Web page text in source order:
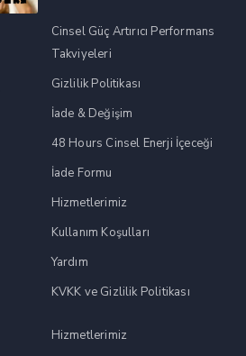
Cinsel Güç Artırıcı Performans
Takviyeleri
Gizlilik Politikası
İade & Değişim
48 Hours Cinsel Enerji İçeceği
İade Formu
Hizmetlerimiz
Kullanım Koşulları
Yardım
KVKK ve Gizlilik Politikası
Hizmetlerimiz